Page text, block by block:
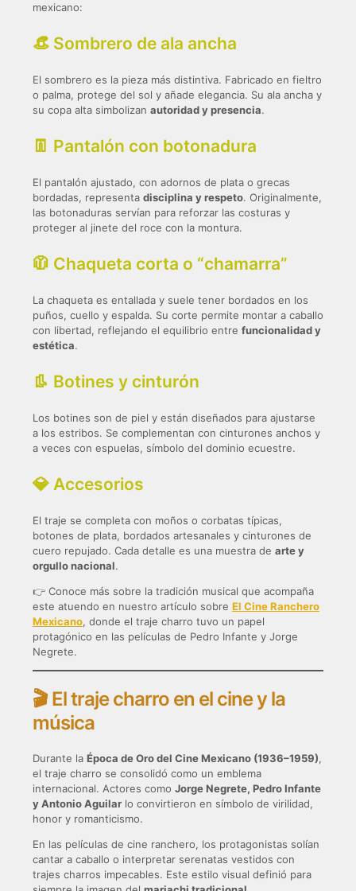
mexicano:
👒 Sombrero de ala ancha
El sombrero es la pieza más distintiva. Fabricado en fieltro
o palma, protege del sol y añade elegancia. Su ala ancha y
su copa alta simbolizan autoridad y presencia.
👖 Pantalón con botonadura
El pantalón ajustado, con adornos de plata o grecas
bordadas, representa disciplina y respeto. Originalmente,
las botonaduras servían para reforzar las costuras y
proteger al jinete del roce con la montura.
🧥 Chaqueta corta o “chamarra”
La chaqueta es entallada y suele tener bordados en los
puños, cuello y espalda. Su corte permite montar a caballo
con libertad, reflejando el equilibrio entre funcionalidad y
estética.
👢 Botines y cinturón
Los botines son de piel y están diseñados para ajustarse
a los estribos. Se complementan con cinturones anchos y
a veces con espuelas, símbolo del dominio ecuestre.
💎 Accesorios
El traje se completa con moños o corbatas típicas,
botones de plata, bordados artesanales y cinturones de
cuero repujado. Cada detalle es una muestra de arte y
orgullo nacional.
👉 Conoce más sobre la tradición musical que acompaña
este atuendo en nuestro artículo sobre El Cine Ranchero
Mexicano, donde el traje charro tuvo un papel
protagónico en las películas de Pedro Infante y Jorge
Negrete.
🎬 El traje charro en el cine y la
música
Durante la Época de Oro del Cine Mexicano (1936–1959),
el traje charro se consolidó como un emblema
internacional. Actores como Jorge Negrete, Pedro Infante
y Antonio Aguilar lo convirtieron en símbolo de virilidad,
honor y romanticismo.
En las películas de cine ranchero, los protagonistas solían
cantar a caballo o interpretar serenatas vestidos con
trajes charros impecables. Este estilo visual definió para